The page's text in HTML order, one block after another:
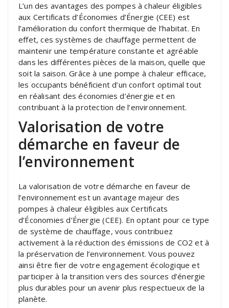
L’un des avantages des pompes à chaleur éligibles
aux Certificats d’Économies d’Énergie (CEE) est
l’amélioration du confort thermique de l’habitat. En
effet, ces systèmes de chauffage permettent de
maintenir une température constante et agréable
dans les différentes pièces de la maison, quelle que
soit la saison. Grâce à une pompe à chaleur efficace,
les occupants bénéficient d’un confort optimal tout
en réalisant des économies d’énergie et en
contribuant à la protection de l’environnement.
Valorisation de votre
démarche en faveur de
l’environnement
La valorisation de votre démarche en faveur de
l’environnement est un avantage majeur des
pompes à chaleur éligibles aux Certificats
d’Économies d’Énergie (CEE). En optant pour ce type
de système de chauffage, vous contribuez
activement à la réduction des émissions de CO2 et à
la préservation de l’environnement. Vous pouvez
ainsi être fier de votre engagement écologique et
participer à la transition vers des sources d’énergie
plus durables pour un avenir plus respectueux de la
planète.